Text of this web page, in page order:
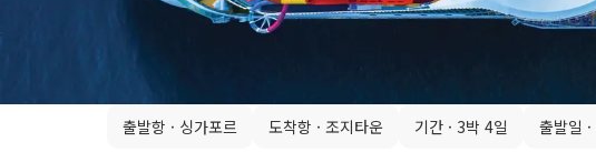
출발항 · 싱가포르 도착항 · 조지타운 기간 · 3박 4일 출발일 ·